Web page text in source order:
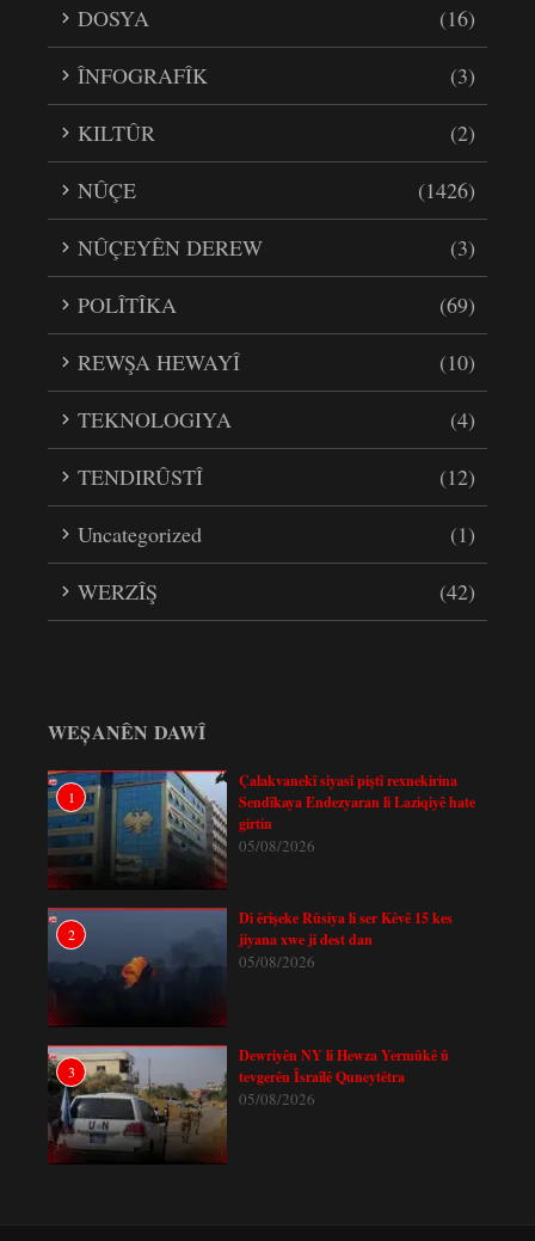
DOSYA
(16)
ÎNFOGRAFÎK
(3)
KILTÛR
(2)
NÛÇE
(1426)
NÛÇEYÊN DEREW
(3)
POLÎTÎKA
(69)
REWŞA HEWAYÎ
(10)
TEKNOLOGIYA
(4)
TENDIRÛSTÎ
(12)
Uncategorized
(1)
WERZÎŞ
(42)
WEȘANÊN DAWÎ
1
Çalakvanekî siyasî piştî rexnekirina
Sendîkaya Endezyaran li Laziqiyê hate
girtin
05/08/2026
2
Di êrîşeke Rûsiya li ser Kêvê 15 kes
jiyana xwe ji dest dan
05/08/2026
3
Dewriyên NY li Hewza Yermûkê û
tevgerên Îsraîlê Quneytêtra
05/08/2026